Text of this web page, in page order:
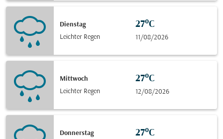
Dienstag
Leichter Regen
27°C
11/08/2026
Mittwoch
Leichter Regen
27°C
12/08/2026
Donnerstag
27°C